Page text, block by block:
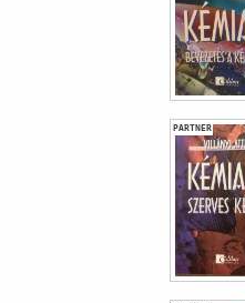
PARTNER